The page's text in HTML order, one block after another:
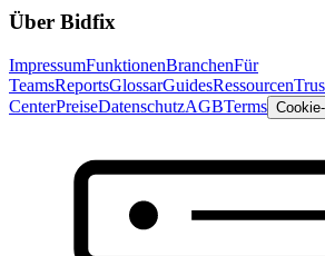
Über Bidfix
ImpressumFunktionenBranchenFür
TeamsReportsGlossarGuidesRessourcen
CenterPreiseDatenschutzAGBTerms